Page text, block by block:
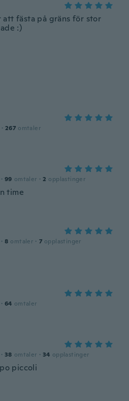
att fästa på gräns för stor
:)
· 267 omtaler
· 99 omtaler · 2 opplastinger
time
· 8 omtaler · 7 opplastinger
· 64 omtaler
· 38 omtaler · 34 opplastinger
piccoli